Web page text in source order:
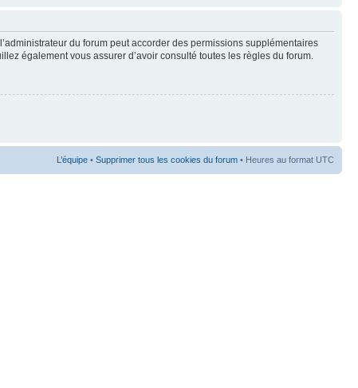
du forum peut accorder des permissions supplémentaires
également vous assurer d’avoir consulté toutes les règles du forum.
L’équipe • Supprimer tous les cookies du forum • Heures au format UTC